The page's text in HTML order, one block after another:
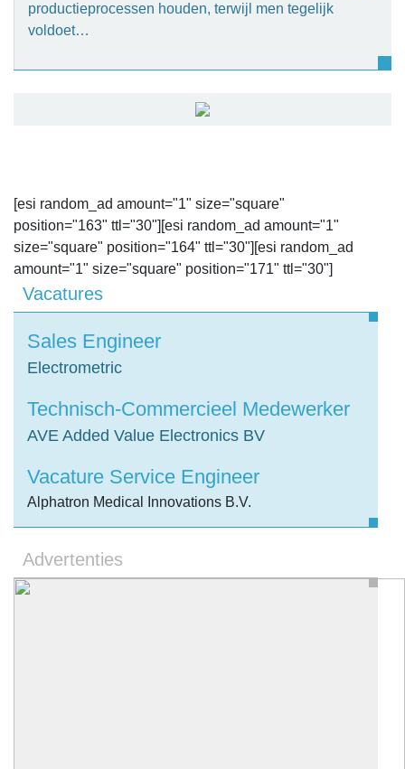
productieprocessen houden, terwijl men tegelijk
voldoet…
[esi random_ad amount="1" size="square"
position="163" ttl="30"][esi random_ad amount="1"
size="square" position="164" ttl="30"][esi random_ad
amount="1" size="square" position="171" ttl="30"]
Vacatures
Sales Engineer
Electrometric
Technisch-Commercieel Medewerker
AVE Added Value Electronics BV
Vacature Service Engineer
Alphatron Medical Innovations B.V.
Advertenties